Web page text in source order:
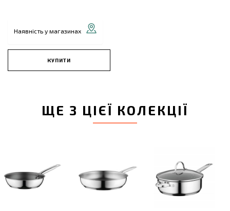
Наявність у магазинах
КУПИТИ
ЩЕ З ЦІЄЇ КОЛЕКЦІЇ